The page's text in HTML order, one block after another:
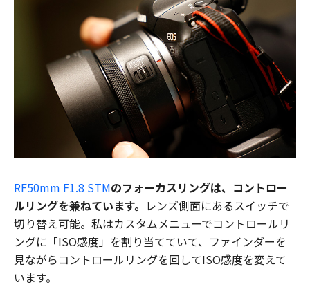
RF50mm F1.8 STMのフォーカスリングは、コントロー
ルリングを兼ねています。 レンズ側面にあるスイッチで
切り替え可能。私はカスタムメニューでコントロールリ
ングに「ISO感度」を割り当てていて、ファインダーを
見ながらコントロールリングを回してISO感度を変えて
います。